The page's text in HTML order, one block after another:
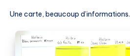
Une carte, beaucoup d’informations.